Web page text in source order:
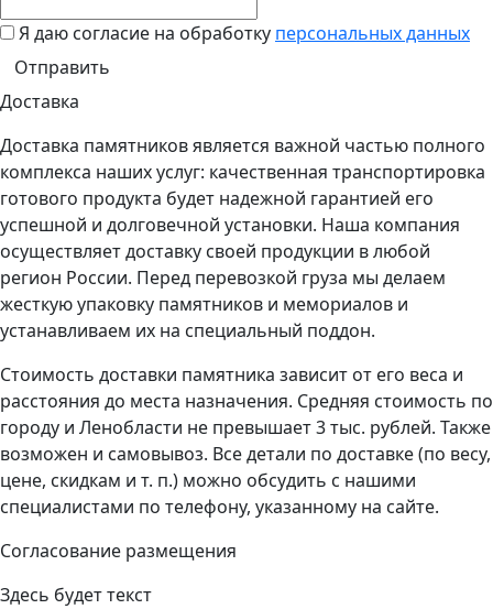
Я даю согласие на обработку персональных данных
Доставка
Доставка памятников является важной частью полного
комплекса наших услуг: качественная транспортировка
готового продукта будет надежной гарантией его
успешной и долговечной установки. Наша компания
осуществляет доставку своей продукции в любой
регион России. Перед перевозкой груза мы делаем
жесткую упаковку памятников и мемориалов и
устанавливаем их на специальный поддон.
Стоимость доставки памятника зависит от его веса и
расстояния до места назначения. Средняя стоимость по
городу и Ленобласти не превышает 3 тыс. рублей. Также
возможен и самовывоз. Все детали по доставке (по весу,
цене, скидкам и т. п.) можно обсудить с нашими
специалистами по телефону, указанному на сайте.
Согласование размещения
Здесь будет текст